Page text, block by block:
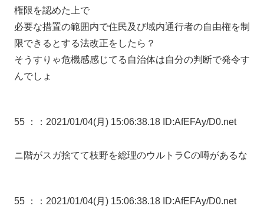
権限を認めた上で
必要な措置の範囲内で住民及び域内通行者の自由権を制
限できるとする法改正をしたら？
そうすりゃ危機感感じてる自治体は自分の判断で発令す
んでしょ
55 ： ：2021/01/04(月) 15:06:38.18 ID:AfEFAy/D0.net
ニ階がスガ捨てて枝野を総理のウルトラCの噂があるな
55 ： ：2021/01/04(月) 15:06:38.18 ID:AfEFAy/D0.net